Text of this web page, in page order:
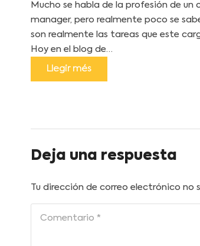
Mucho se habla de la profesión de un
manager, pero realmente poco se
son realmente las tareas que este
Hoy en el blog de…
Llegir més
Deja una respuesta
Tu dirección de correo electrónico no